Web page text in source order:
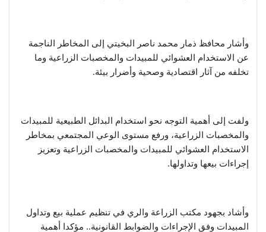
وأشار محافظ ذمار محمد ناصر البخيتي إلى المخاطر الناجمة
عن الاستخدام العشوائي للمبيدات والمخصبات الزراعية وما
تخلفه من آثار اقتصادية وصحية وأضرار بيئة.
ولفت إلى أهمية التوجه نحو استخدام البدائل الطبيعية للمبيدات
والمخصبات الزراعية، ورفع مستوى الوعي المجتمعي بمخاطر
الاستخدام العشوائي للمبيدات والمخصبات الزراعية وتعزيز
إجراءات بيعها وتداولها.
وأشاد بجهود مكتب الزراعة والري في تنظيم عملية بيع وتداول
المبيدات وفق الإجراءات والضوابط القانونية.. مؤكدا أهمية